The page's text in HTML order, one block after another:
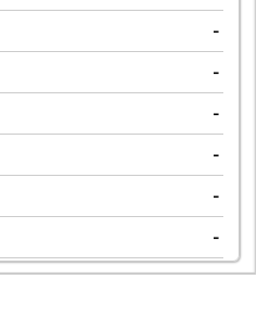
-
-
-
-
-
-